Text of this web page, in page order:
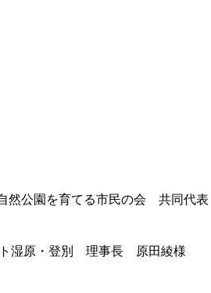
然公園を育てる市民の会 共同代
湿原・登別 理事長 原田綾様